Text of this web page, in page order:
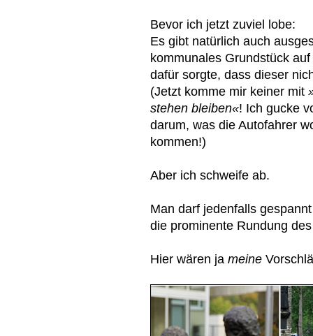
Bevor ich jetzt zuviel lobe:
Es gibt natürlich auch
kommunales Grundstück
dafür sorgte, dass dieser
(Jetzt komme mir keiner mit
stehen bleiben«! Ich gucke
darum, was die Autofahrer
kommen!)
Aber ich schweife ab.
Man darf jedenfalls
die prominente Rundung
Hier wären ja meine